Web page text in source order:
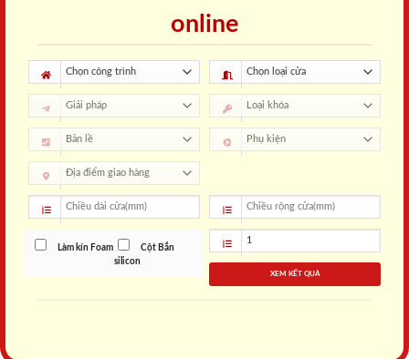
online
Làm kín Foam
Cột Bắn
silicon
XEM KẾT QUẢ